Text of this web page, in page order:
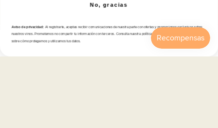
Tienda
Cuenta Carrito
No, gracias
Aviso de privacidad: Al registrarte, aceptas recibir comunicaciones de nuestra parte con ofertas y promociones exclusivas sobre
nuestros vinos. Prometemos no compartir tu información con terceros. Consulta nuestra política de privacidad para más detalles
sobre cómo protegemos y utilizamos tus datos.